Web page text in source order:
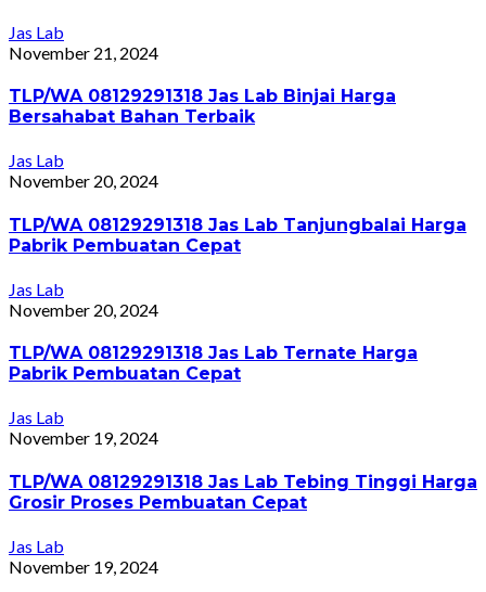
Jas Lab
November 21, 2024
TLP/WA 08129291318 Jas Lab Binjai Harga
Bersahabat Bahan Terbaik
Jas Lab
November 20, 2024
TLP/WA 08129291318 Jas Lab Tanjungbalai Harga
Pabrik Pembuatan Cepat
Jas Lab
November 20, 2024
TLP/WA 08129291318 Jas Lab Ternate Harga
Pabrik Pembuatan Cepat
Jas Lab
November 19, 2024
TLP/WA 08129291318 Jas Lab Tebing Tinggi Harga
Grosir Proses Pembuatan Cepat
Jas Lab
November 19, 2024